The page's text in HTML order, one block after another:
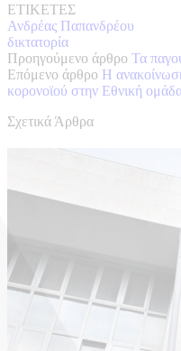
ΕΤΙΚΕΤΕΣ
Ανδρέας Παπανδρέου
δικτατορία
Προηγούμενο άρθρο Τα
Επόμενο άρθρο Η
κορονοϊού στην Εθνική
Σχετικά Άρθρα